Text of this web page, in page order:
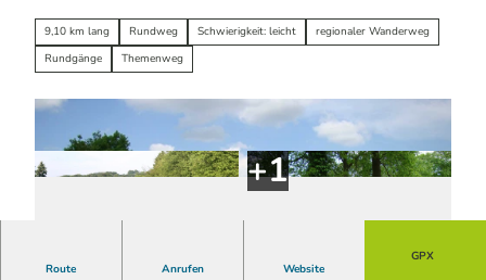
9,10 km lang Rundweg Schwierigkeit: leicht
regionaler Wanderweg
Rundgänge
Themenweg
Route Anrufen Website
GPX